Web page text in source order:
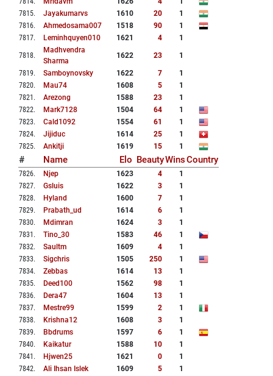
7815. Jayakumarvs 1610 20
1
7816. Ahmedosama007 1518 90
1
7817. Leminhquyen010 1621 4 1
7818.
Madhvendra
Sharma
1622 23 1
7819. Samboynovsky 1622 7
1
7820. Mau74 1608 5
1
7821 . Arezong 1588 23
1
7822. Mark7128 1504 64
1
7823. Cald1092 1554 61
1
7824. Jijiduc 1614 25
1
7825. Ankitji 1619 15 1
# Name Elo BeautyWinsCountry
7826. Njep 1623 4
1
7827. Gsluis 1622 3
1
7828. Hyland 1600 7
1
7829. Prabath_ud 1614 6
1
7830. Mdimran 1624 3
1
7831 . Tino_30 1583 46
1
7832. Saultm 1609 4
1
7833. Sigchris 1505 250
1
7834. Zebbas 1614 13
1
7835. Deed100 1562 98
1
7836. Dera47 1604 13
1
7837. Mestre99 1599 2
1
7838. Krishna12 1608 3
1
7839. Bbdrums 1597 6
1
7840. Kaikatur 1588 10
1
7841 . Hjwen25 1621 0
1
7842. Ali Ihsan Islek 1609 5
1